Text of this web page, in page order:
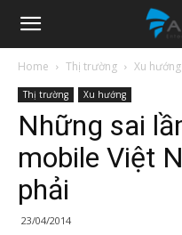
Appota
News
Home Thị trường Xu hướng
Thị trường Xu hướng
Những sai
mobile Việt
phải
23/04/2014